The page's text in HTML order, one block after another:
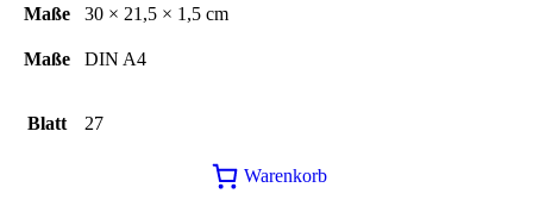
Maße
30 × 21,5 × 1,5 cm
Maße DIN A4
Blatt 27
Warenkorb